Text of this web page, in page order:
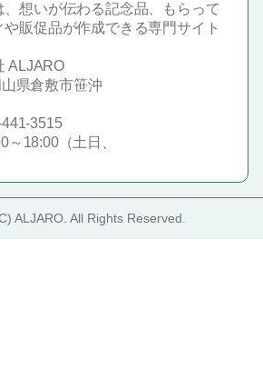
、想いが伝わる記念品、もらって
販促品が作成できる専門サイト
ALJARO
県倉敷市笹沖
3515
～18:00（土日、
ALJARO. All Rights Reserved.